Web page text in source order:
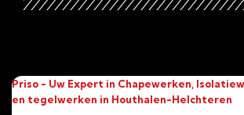
Priso - Uw Expert in Chapewerken,
en tegelwerken in Houthalen-Helchteren